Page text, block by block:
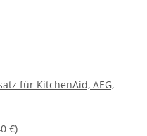
für KitchenAid, AEG,
€)